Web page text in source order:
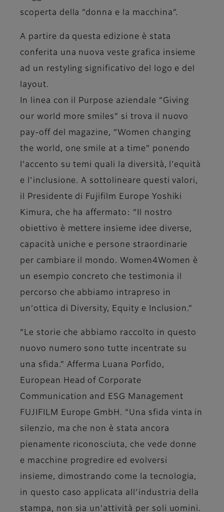
scoperta della “donna e la macchina”.
A partire da questa edizione è stata
conferita una nuova veste grafica insieme
ad un restyling significativo del logo e del
layout.
In linea con il Purpose aziendale “Giving
our world more smiles” si trova il nuovo
pay-off del magazine, “Women changing
the world, one smile at a time” ponendo
l’accento su temi quali la diversità, l’equità
e l’inclusione. A sottolineare questi valori,
il Presidente di Fujifilm Europe Yoshiki
Kimura, che ha affermato: “Il nostro
obiettivo è mettere insieme idee diverse,
capacità uniche e persone straordinarie
per cambiare il mondo. Women4Women è
un esempio concreto che testimonia il
percorso che abbiamo intrapreso in
un’ottica di Diversity, Equity e Inclusion.”
“Le storie che abbiamo raccolto in questo
nuovo numero sono tutte incentrate su
una sfida.” Afferma Luana Porfido,
European Head of Corporate
Communication and ESG Management
FUJIFILM Europe GmbH. “Una sfida vinta in
silenzio, ma che non è stata ancora
pienamente riconosciuta, che vede donne
e macchine progredire ed evolversi
insieme, dimostrando come la tecnologia,
in questo caso applicata all’industria della
stampa, non sia un’attività per soli uomini.